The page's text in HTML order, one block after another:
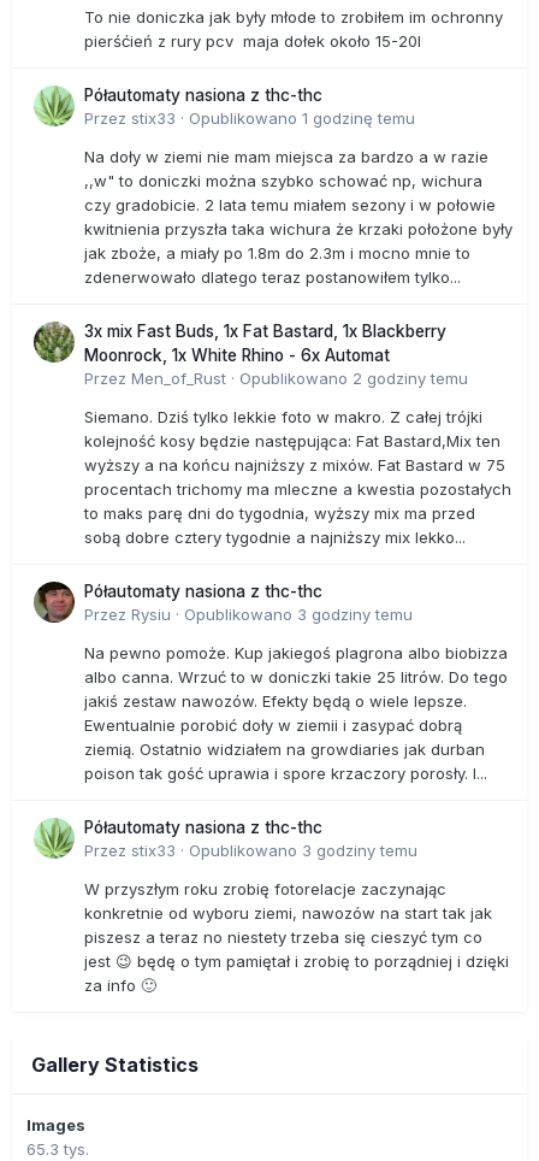
To nie doniczka jak były młode to zrobiłem im ochronny
pierśćień z rury pcv maja dołek około 15-20l
Półautomaty nasiona z thc-thc
Przez stix33 · Opublikowano 1 godzinę temu
Na doły w ziemi nie mam miejsca za bardzo a w razie
,,w" to doniczki można szybko schować np, wichura
czy gradobicie. 2 lata temu miałem sezony i w połowie
kwitnienia przyszła taka wichura że krzaki położone były
jak zboże, a miały po 1.8m do 2.3m i mocno mnie to
zdenerwowało dlatego teraz postanowiłem tylko...
3x mix Fast Buds, 1x Fat Bastard, 1x Blackberry
Moonrock, 1x White Rhino - 6x Automat
Przez Men_of_Rust · Opublikowano 2 godziny temu
Siemano. Dziś tylko lekkie foto w makro. Z całej trójki
kolejność kosy będzie następująca: Fat Bastard,Mix ten
wyższy a na końcu najniższy z mixów. Fat Bastard w 75
procentach trichomy ma mleczne a kwestia pozostałych
to maks parę dni do tygodnia, wyższy mix ma przed
sobą dobre cztery tygodnie a najniższy mix lekko...
Półautomaty nasiona z thc-thc
Przez Rysiu · Opublikowano 3 godziny temu
Na pewno pomoże. Kup jakiegoś plagrona albo biobizza
albo canna. Wrzuć to w doniczki takie 25 litrów. Do tego
jakiś zestaw nawozów. Efekty będą o wiele lepsze.
Ewentualnie porobić doły w ziemii i zasypać dobrą
ziemią. Ostatnio widziałem na growdiaries jak durban
poison tak gość uprawia i spore krzaczory porosły. I...
Półautomaty nasiona z thc-thc
Przez stix33 · Opublikowano 3 godziny temu
W przyszłym roku zrobię fotorelacje zaczynając
konkretnie od wyboru ziemi, nawozów na start tak jak
piszesz a teraz no niestety trzeba się cieszyć tym co
jest 😉 będę o tym pamiętał i zrobię to porządniej i dzięki
za info 🙂
Gallery Statistics
Images
65.3 tys.